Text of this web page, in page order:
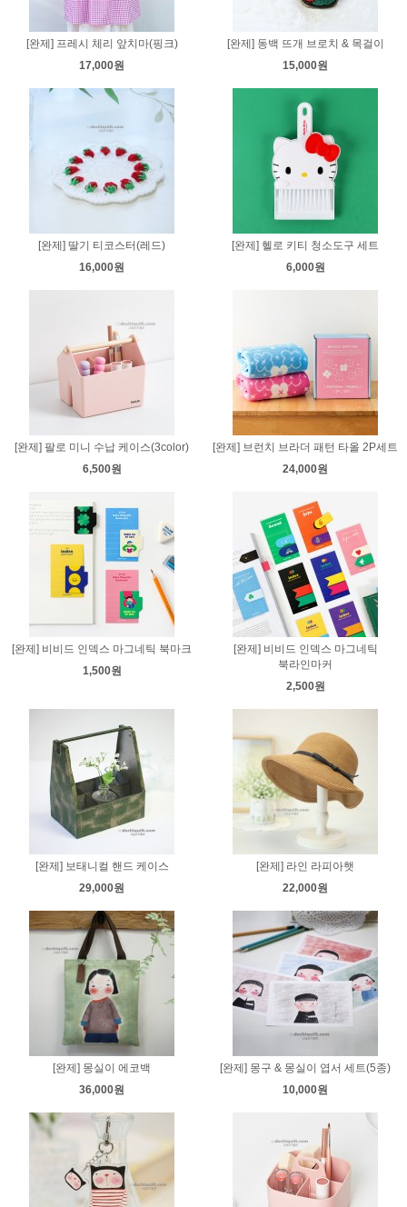
[완제] 프레시 체리 앞치마(핑크)
17,000원
[완제] 동백 뜨개 브로치 & 목걸이
15,000원
[완제] 딸기 티코스터(레드)
16,000원
[완제] 헬로 키티 청소도구 세트
6,000원
[완제] 팔로 미니 수납 케이스(3color)
6,500원
[완제] 브런치 브라더 패턴 타올 2P세트
24,000원
[완제] 비비드 인덱스 마그네틱 북마크
1,500원
[완제] 비비드 인덱스 마그네틱
북라인마커
2,500원
[완제] 보태니컬 핸드 케이스
29,000원
[완제] 라인 라피아햇
22,000원
[완제] 몽실이 에코백
36,000원
[완제] 몽구 & 몽실이 엽서 세트(5종)
10,000원